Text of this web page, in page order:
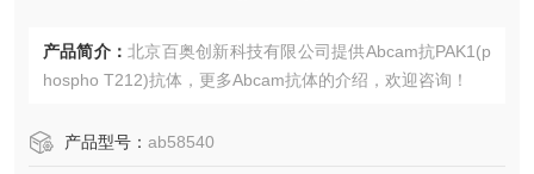
产品简介： 北京百奥创新科技有限公司提供Abcam抗PAK1(p
hospho T212)抗体，更多Abcam抗体的介绍，欢迎咨询！
产品型号： ab58540